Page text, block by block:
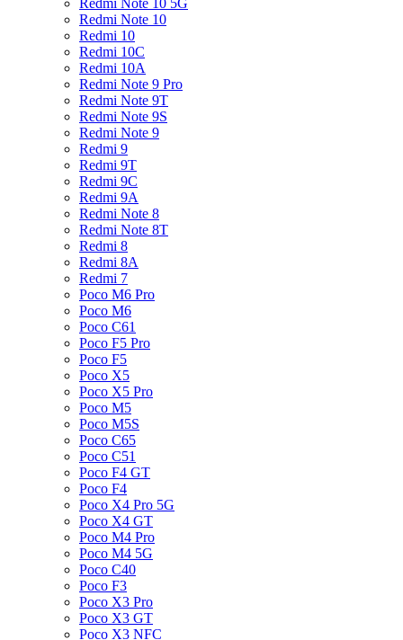
Redmi Note 10 5G
Redmi Note 10
Redmi 10
Redmi 10C
Redmi 10A
Redmi Note 9 Pro
Redmi Note 9T
Redmi Note 9S
Redmi Note 9
Redmi 9
Redmi 9T
Redmi 9C
Redmi 9A
Redmi Note 8
Redmi Note 8T
Redmi 8
Redmi 8A
Redmi 7
Poco M6 Pro
Poco M6
Poco C61
Poco F5 Pro
Poco F5
Poco X5
Poco X5 Pro
Poco M5
Poco M5S
Poco C65
Poco C51
Poco F4 GT
Poco F4
Poco X4 Pro 5G
Poco X4 GT
Poco M4 Pro
Poco M4 5G
Poco C40
Poco F3
Poco X3 Pro
Poco X3 GT
Poco X3 NFC